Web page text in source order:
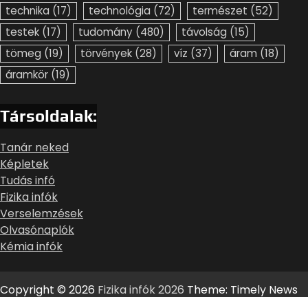
technika (17) technológia (72) természet (52)
testek (17) tudomány (480) távolság (15)
tömeg (19) törvények (28) víz (37) áram (18)
áramkör (19)
Társoldalak:
Tanár neked
Képletek
Tudás infó
Fizika infók
Verselemzések
Olvasónaplók
Kémia infók
Copyright © 2026 Fizika infók 2026 Theme: Timely News